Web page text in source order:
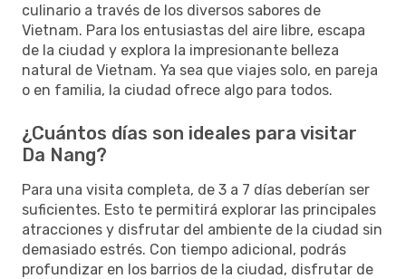
culinario a través de los diversos sabores de
Vietnam. Para los entusiastas del aire libre, escapa
de la ciudad y explora la impresionante belleza
natural de Vietnam. Ya sea que viajes solo, en pareja
o en familia, la ciudad ofrece algo para todos.
¿Cuántos días son ideales para visitar
Da Nang?
Para una visita completa, de 3 a 7 días deberían ser
suficientes. Esto te permitirá explorar las principales
atracciones y disfrutar del ambiente de la ciudad sin
demasiado estrés. Con tiempo adicional, podrás
profundizar en los barrios de la ciudad, disfrutar de